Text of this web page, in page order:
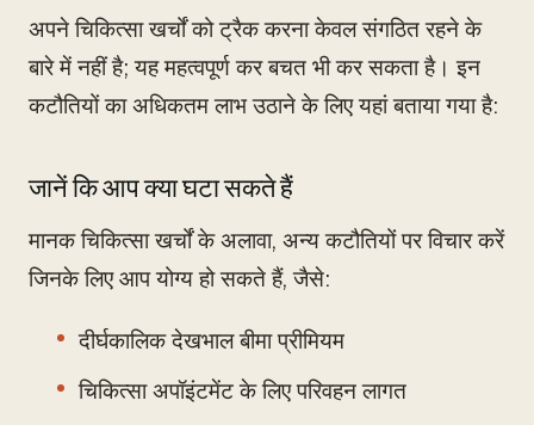
अपने चिकित्सा खर्चों को ट्रैक करना केवल संगठित रहने के
बारे में नहीं है; यह महत्वपूर्ण कर बचत भी कर सकता है। इन
कटौतियों का अधिकतम लाभ उठाने के लिए यहां बताया गया है:
जानें कि आप क्या घटा सकते हैं
मानक चिकित्सा खर्चों के अलावा, अन्य कटौतियों पर विचार करें
जिनके लिए आप योग्य हो सकते हैं, जैसे:
दीर्घकालिक देखभाल बीमा प्रीमियम
चिकित्सा अपॉइंटमेंट के लिए परिवहन लागत